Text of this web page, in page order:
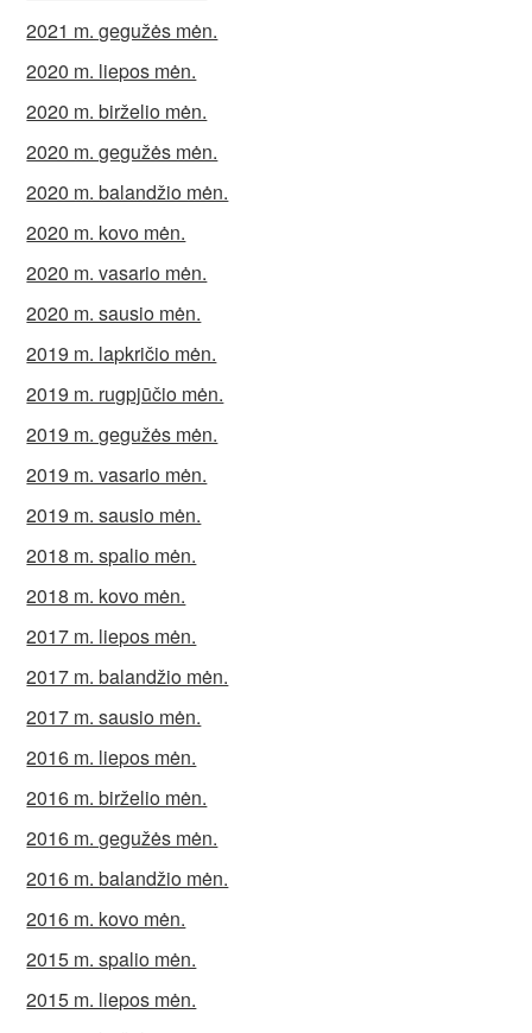
2021 m. gegužės mėn.
2020 m. liepos mėn.
2020 m. birželio mėn.
2020 m. gegužės mėn.
2020 m. balandžio mėn.
2020 m. kovo mėn.
2020 m. vasario mėn.
2020 m. sausio mėn.
2019 m. lapkričio mėn.
2019 m. rugpjūčio mėn.
2019 m. gegužės mėn.
2019 m. vasario mėn.
2019 m. sausio mėn.
2018 m. spalio mėn.
2018 m. kovo mėn.
2017 m. liepos mėn.
2017 m. balandžio mėn.
2017 m. sausio mėn.
2016 m. liepos mėn.
2016 m. birželio mėn.
2016 m. gegužės mėn.
2016 m. balandžio mėn.
2016 m. kovo mėn.
2015 m. spalio mėn.
2015 m. liepos mėn.